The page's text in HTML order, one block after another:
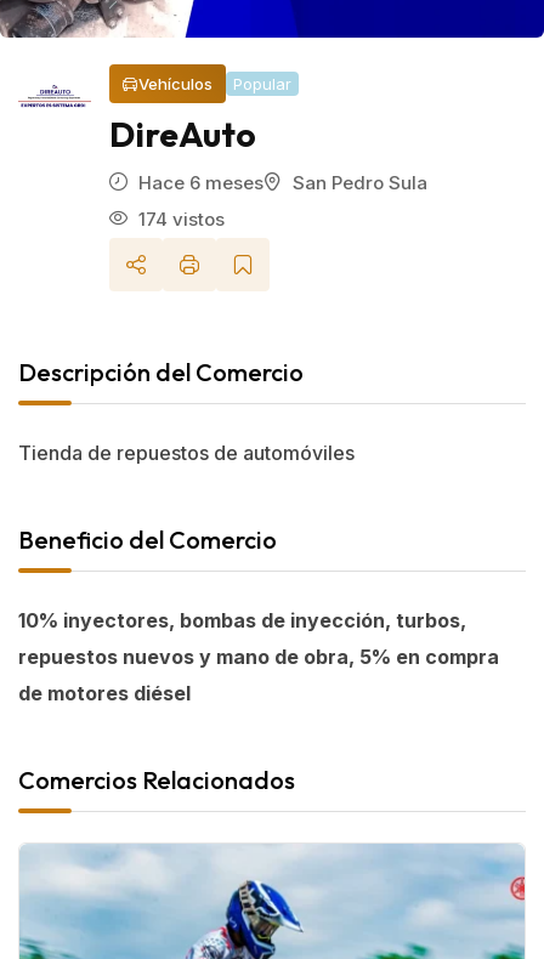
Vehículos Popular
DireAuto
Hace 6 meses
San Pedro Sula
174 vistos
Descripción del Comercio
Tienda de repuestos de automóviles
Beneficio del Comercio
10% inyectores, bombas de inyección, turbos,
repuestos nuevos y mano de obra, 5% en compra
de motores diésel
Comercios Relacionados